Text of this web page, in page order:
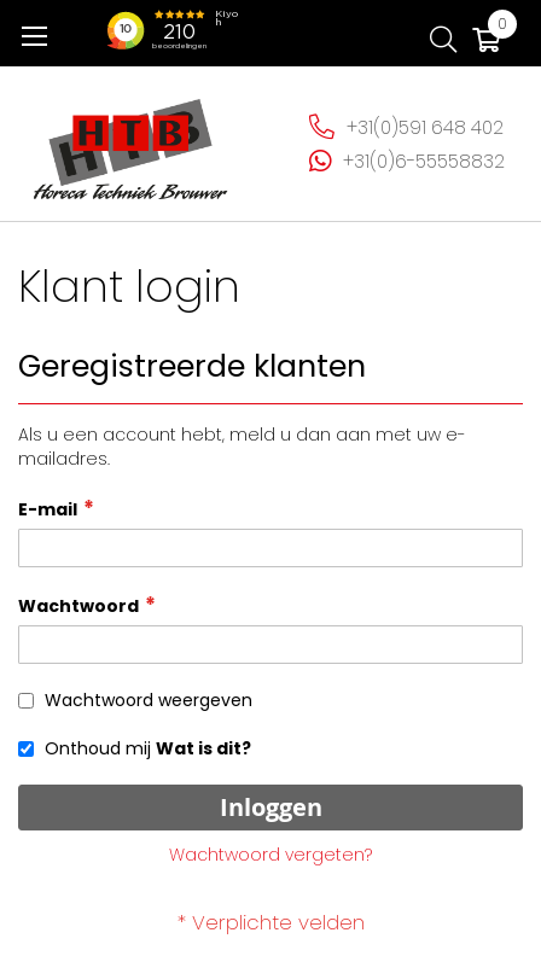
naar
0
+31(0)591 648 402
+31(0)6-55558832
Klant login
Geregistreerde klanten
Als u een account hebt, meld u dan aan met uw e-
mailadres.
E-mail
Wachtwoord
Wachtwoord weergeven
Onthoud mij Wat is dit?
Inloggen
Wachtwoord vergeten?